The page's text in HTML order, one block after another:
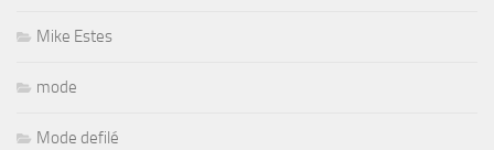
Mike Estes
mode
Mode defilé